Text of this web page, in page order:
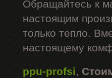
Обращайтесь к
настоящим
только тепло.
настоящему
ppu-profsi,